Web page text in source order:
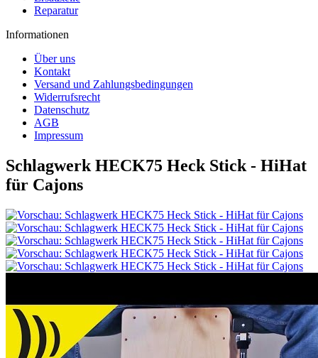
Reparatur
Informationen
Über uns
Kontakt
Versand und Zahlungsbedingungen
Widerrufsrecht
Datenschutz
AGB
Impressum
Schlagwerk HECK75 Heck Stick - HiHat
für Cajons